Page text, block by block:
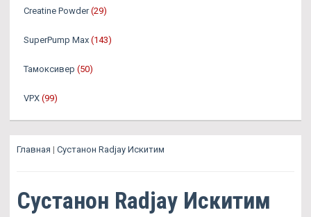
Creatine Powder (29)
SuperPump Max (143)
Тамоксивер (50)
VPX (99)
Главная | Сустанон Radjay Искитим
Сустанон Radjay Искитим